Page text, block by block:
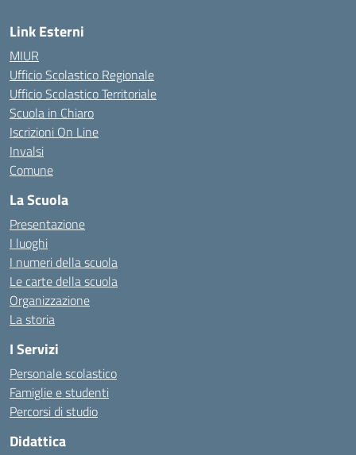
Link Esterni
MIUR
Ufficio Scolastico Regionale
Ufficio Scolastico Territoriale
Scuola in Chiaro
Iscrizioni On Line
Invalsi
Comune
La Scuola
Presentazione
I luoghi
I numeri della scuola
Le carte della scuola
Organizzazione
La storia
I Servizi
Personale scolastico
Famiglie e studenti
Percorsi di studio
Didattica